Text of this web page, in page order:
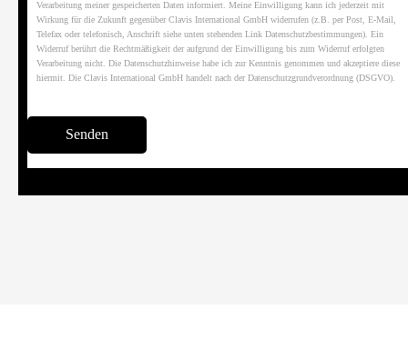
Verarbeitung meiner gespeicherten Daten informiert. Meine Einwilligung kann ich jederzeit mit
Wirkung für die Zukunft gegenüber Clavis International GmbH widerrufen (z.B. per Post, E-Mail,
Telefax oder telefonisch, Anschrift siehe unten stehenden Link Datenschutzbestimmungen). Ein
Widerruf berührt die Rechtmäßigkeit der aufgrund der Einwilligung bis zum Widerruf erfolgten
Verarbeitung nicht. Die Datenschutzhinweise habe ich zur Kenntnis genommen und akzeptiere diese
hiermit. Die Clavis International GmbH handelt nach der Datenschutzgrundverordnung (DSGVO).